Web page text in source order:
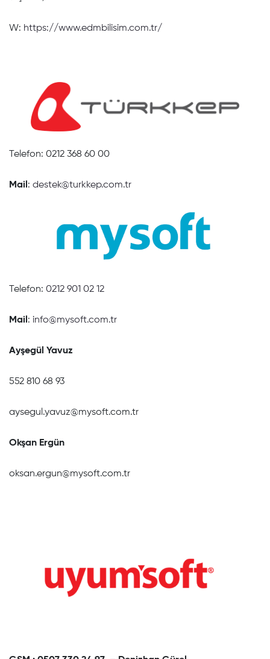
W: https://www.edmbilisim.com.tr/
Telefon: 0212 368 60 00
Mail : destek@turkkep.com.tr
Telefon: 0212 901 02 12
Mail : info@mysoft.com.tr
Ayşegül Yavuz
552 810 68 93
aysegul.yavuz@mysoft.com.tr
Okşan Ergün
oksan.ergun@mysoft.com.tr